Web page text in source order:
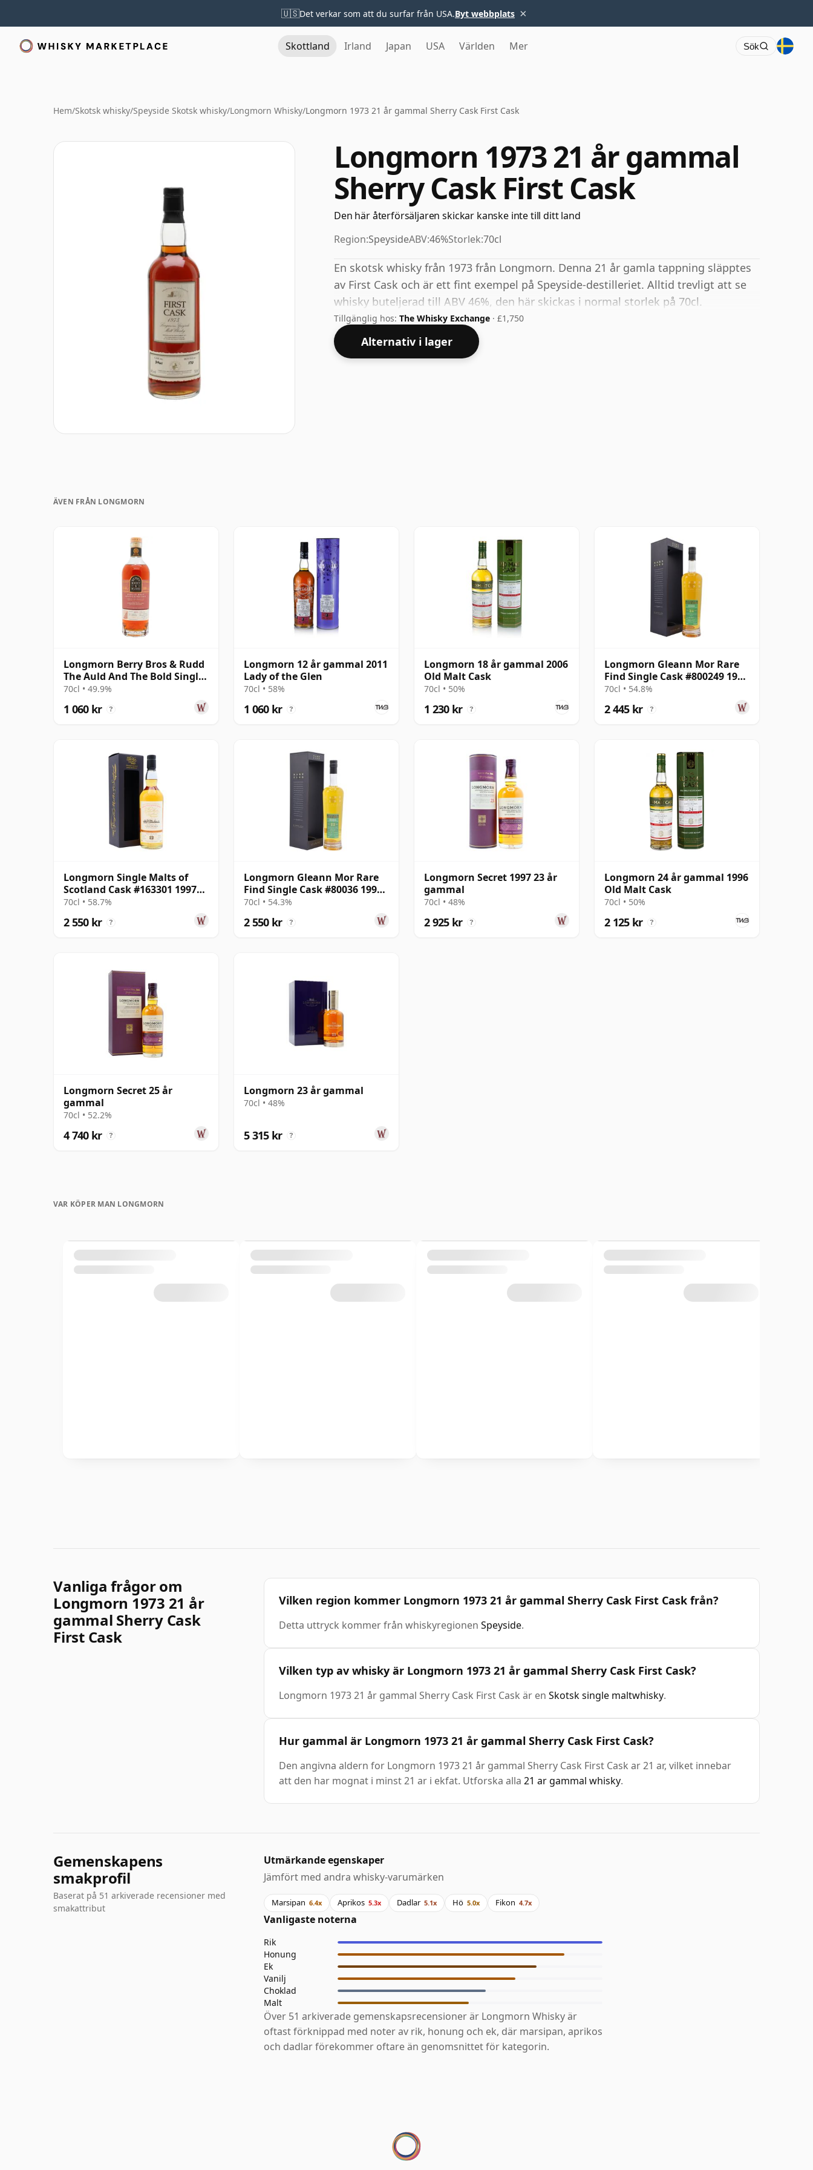
🇺🇸Det verkar som att du surfar från USA.Byt webbplats ×
Skottland Irland Japan USA Världen Mer Sök
Hem/Skotsk whisky/Speyside Skotsk whisky/Longmorn Whisky/Longmorn 1973 21 år gammal Sherry Cask First Cask
Longmorn 1973 21 år gammal
Sherry Cask First Cask
Den här återförsäljaren skickar kanske inte till ditt land
Region:SpeysideABV:46%Storlek:70cl
En skotsk whisky från 1973 från Longmorn. Denna 21 år gamla tappning släpptes
av First Cask och är ett fint exempel på Speyside-destilleriet. Alltid trevligt att se
whisky buteljerad till ABV 46%, den här skickas i normal storlek på 70cl.
Tillgänglig hos: The Whisky Exchange · £1,750
Alternativ i lager
ÄVEN FRÅN LONGMORN
Longmorn Berry Bros & Rudd
The Auld And The Bold Single
Cas 2011 14 år gammal
70cl • 49.9%
1 060 kr ?
Longmorn 12 år gammal 2011
Lady of the Glen
70cl • 58%
1 060 kr ?
Longmorn 18 år gammal 2006
Old Malt Cask
70cl • 50%
1 230 kr ?
Longmorn Gleann Mor Rare
Find Single Cask #800249 1999
24 år gammal
70cl • 54.8%
2 445 kr ?
Longmorn Single Malts of
Scotland Cask #163301 1997
22 år gammal
70cl • 58.7%
2 550 kr ?
Longmorn Gleann Mor Rare
Find Single Cask #80036 1999
22 år gammal
70cl • 54.3%
2 550 kr ?
Longmorn Secret 1997 23 år
gammal
70cl • 48%
2 925 kr ?
Longmorn 24 år gammal 1996
Old Malt Cask
70cl • 50%
2 125 kr ?
Longmorn Secret 25 år
gammal
70cl • 52.2%
4 740 kr ?
Longmorn 23 år gammal
70cl • 48%
5 315 kr ?
VAR KÖPER MAN LONGMORN
Vanliga frågor om
Longmorn 1973 21 år
gammal Sherry Cask
First Cask
Vilken region kommer Longmorn 1973 21 år gammal Sherry Cask First Cask från?
Detta uttryck kommer från whiskyregionen Speyside.
Vilken typ av whisky är Longmorn 1973 21 år gammal Sherry Cask First Cask?
Longmorn 1973 21 år gammal Sherry Cask First Cask är en Skotsk single maltwhisky.
Hur gammal är Longmorn 1973 21 år gammal Sherry Cask First Cask?
Den angivna aldern for Longmorn 1973 21 år gammal Sherry Cask First Cask ar 21 ar, vilket innebar
att den har mognat i minst 21 ar i ekfat. Utforska alla 21 ar gammal whisky.
Gemenskapens
smakprofil
Baserat på 51 arkiverade recensioner med
smakattribut
Utmärkande egenskaper
Jämfört med andra whisky-varumärken
Marsipan 6.4x Aprikos 5.3x Dadlar 5.1x Hö 5.0x Fikon 4.7x
Vanligaste noterna
Rik
Honung
Ek
Vanilj
Choklad
Malt
Över 51 arkiverade gemenskapsrecensioner är Longmorn Whisky är
oftast förknippad med noter av rik, honung och ek, där marsipan, aprikos
och dadlar förekommer oftare än genomsnittet för kategorin.